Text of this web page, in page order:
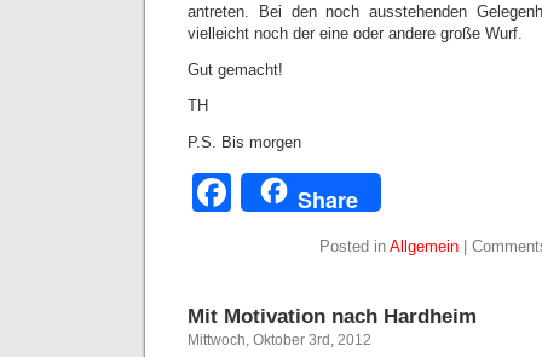
antreten. Bei den noch ausstehenden
vielleicht noch der eine oder andere große Wurf.
Gut gemacht!
TH
P.S. Bis morgen
Facebook
Share
Posted in Allgemein|
Mit Motivation nach Hardheim
Mittwoch, Oktober 3rd, 2012